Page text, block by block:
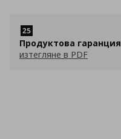
Продуктова гаранция
изтегляне в PDF